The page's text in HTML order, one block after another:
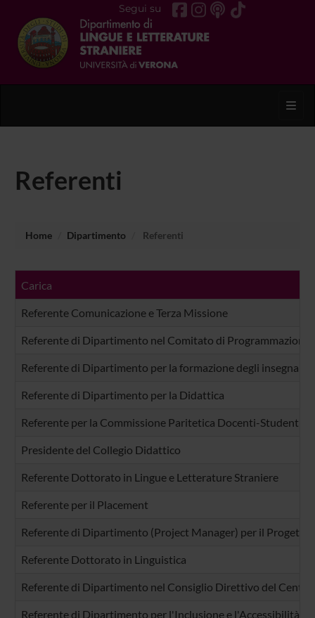
Segui su
Referenti
Home Dipartimento Referenti
Carica
Referente Comunicazione e Terza Missione
Referente di Dipartimento nel Comitato di
Referente di Dipartimento per la formazione degli insegnanti
Referente di Dipartimento per la Didattica
Referente per la Commissione Paritetica Docenti-Studenti
Presidente del Collegio Didattico
Referente Dottorato in Lingue e Letterature Straniere
Referente per il Placement
Referente di Dipartimento (Project Manager) per il Progetto
Referente Dottorato in Linguistica
Referente di Dipartimento nel Consiglio Direttivo del
Referente di Dipartimento per l'Inclusione e l'Accessibilità